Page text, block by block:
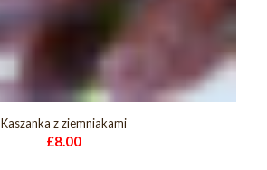
Kaszanka z ziemniakami
£8.00